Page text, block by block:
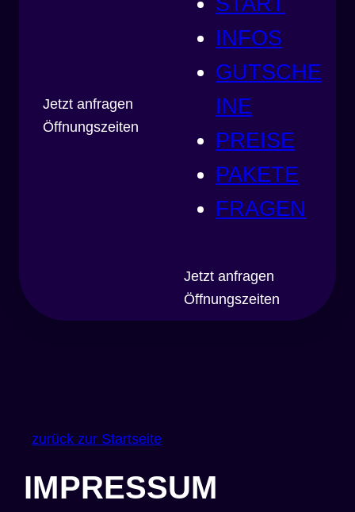
Jetzt anfragen
Öffnungszeiten
INFOS
GUTSCHE
INE
PREISE
PAKETE
FRAGEN
Jetzt anfragen
Öffnungszeiten
zurück zur Startseite
IMPRESSUM